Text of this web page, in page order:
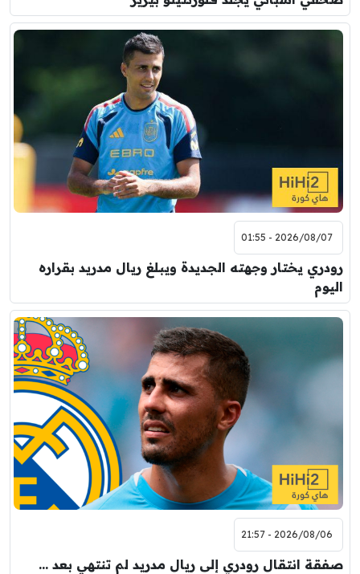
2026/08/07 - 01:55
رودري يختار وجهته الجديدة ويبلغ ريال مدريد بقراره
اليوم
2026/08/06 - 21:57
صفقة انتقال رودري إلى ريال مدريد لم تنتهي بعد …